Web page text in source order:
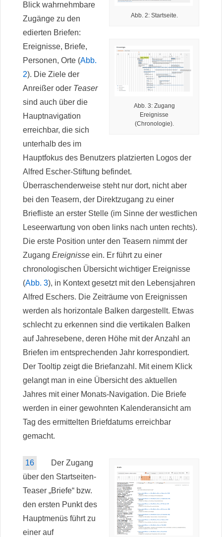
Abb. 2: Startseite.
Abb. 3: Zugang
Ereignisse
(Chronologie).
Blick wahrnehmbare
Zugänge zu den
edierten Briefen:
Ereignisse, Briefe,
Personen, Orte (Abb.
2). Die Ziele der
Anreißer oder Teaser
sind auch über die
Hauptnavigation
erreichbar, die sich
unterhalb des im
Hauptfokus des Benutzers platzierten Logos der
Alfred Escher-Stiftung befindet.
Überraschenderweise steht nur dort, nicht aber
bei den Teasern, der Direktzugang zu einer
Briefliste an erster Stelle (im Sinne der westlichen
Leseerwartung von oben links nach unten rechts).
Die erste Position unter den Teasern nimmt der
Zugang Ereignisse ein. Er führt zu einer
chronologischen Übersicht wichtiger Ereignisse
(Abb. 3), in Kontext gesetzt mit den Lebensjahren
Alfred Eschers. Die Zeiträume von Ereignissen
werden als horizontale Balken dargestellt. Etwas
schlecht zu erkennen sind die vertikalen Balken
auf Jahresebene, deren Höhe mit der Anzahl an
Briefen im entsprechenden Jahr korrespondiert.
Der Tooltip zeigt die Briefanzahl. Mit einem Klick
gelangt man in eine Übersicht des aktuellen
Jahres mit einer Monats-Navigation. Die Briefe
werden in einer gewohnten Kalenderansicht am
Tag des ermittelten Briefdatums erreichbar
gemacht.
16
Der Zugang
über den Startseiten-
Teaser „Briefe“ bzw.
den ersten Punkt des
Hauptmenüs führt zu
einer auf